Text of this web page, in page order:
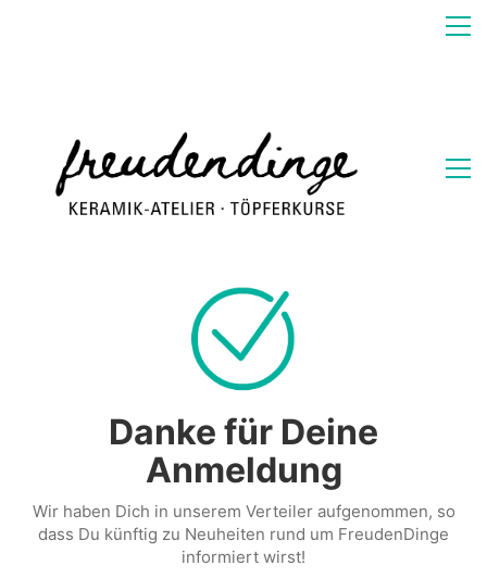
Danke für Deine
Anmeldung
Wir haben Dich in unserem Verteiler aufgenommen, so
dass Du künftig zu Neuheiten rund um FreudenDinge
informiert wirst!